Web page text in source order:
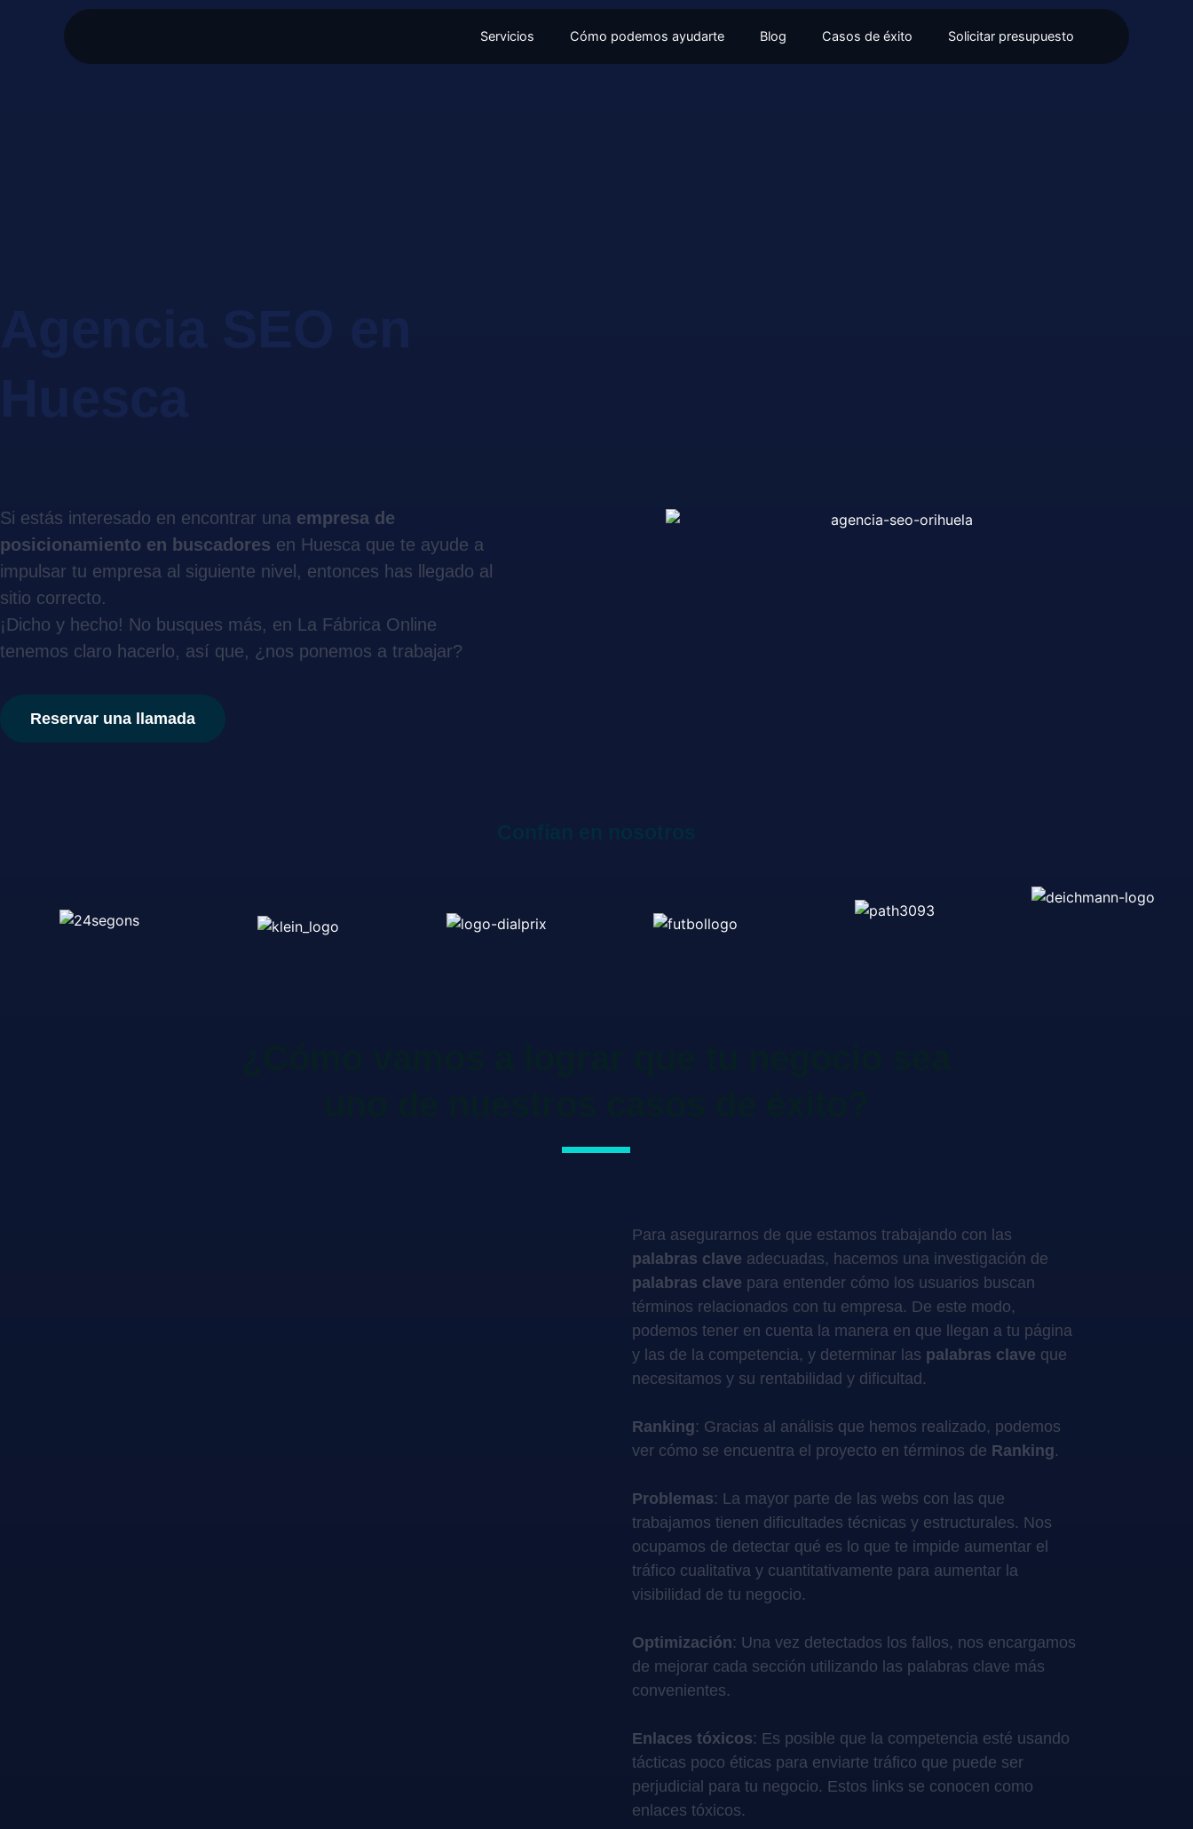
Servicios Cómo podemos ayudarte Blog Casos de éxito Solicitar presupuesto
Si estás interesado en encontrar una empresa de
posicionamiento en buscadores en Huesca que te ayude a
impulsar tu empresa al siguiente nivel, entonces has llegado al
sitio correcto.
¡Dicho y hecho! No busques más, en La Fábrica Online
tenemos claro hacerlo, así que, ¿nos ponemos a trabajar?
Reservar una llamada
Para asegurarnos de que estamos trabajando con las
palabras clave adecuadas, hacemos una investigación de
palabras clave para entender cómo los usuarios buscan
términos relacionados con tu empresa. De este modo,
podemos tener en cuenta la manera en que llegan a tu página
y las de la competencia, y determinar las palabras clave que
necesitamos y su rentabilidad y dificultad.
Ranking: Gracias al análisis que hemos realizado, podemos
ver cómo se encuentra el proyecto en términos de Ranking.
Problemas: La mayor parte de las webs con las que
trabajamos tienen dificultades técnicas y estructurales. Nos
ocupamos de detectar qué es lo que te impide aumentar el
tráfico cualitativa y cuantitativamente para aumentar la
visibilidad de tu negocio.
Optimización: Una vez detectados los fallos, nos encargamos
de mejorar cada sección utilizando las palabras clave más
convenientes.
Enlaces tóxicos: Es posible que la competencia esté usando
tácticas poco éticas para enviarte tráfico que puede ser
perjudicial para tu negocio. Estos links se conocen como
enlaces tóxicos.